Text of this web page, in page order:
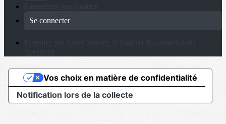
Se connecter
Notification lors de la collecte
Vos choix en matière de confidentialité